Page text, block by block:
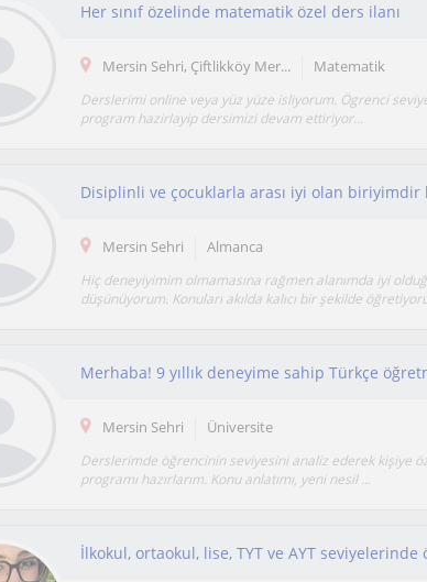
Her sınıf özelinde matematik özel ders ilanı
Mersin Sehri, Çiftlikköy Mer... Matematik
Derslerimi online veya yüz yüze isliyorum. Ögrenci
program hazirlayip dersimizi devam ettiriyor...
Mersin Sehri Almanca
Hiç deneyiyimim olmamasına rağmen alanımda iyi
düşünüyorum. Konuları akılda kalıcı bir şekilde
Mersin Sehri Üniversite
Derslerimde öğrencinin seviyesini analiz ederek kişiye
programı hazırlarım. Konu anlatımı, yeni nesil ...